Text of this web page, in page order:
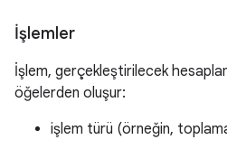
İşlemler
İşlem, gerçekleştirilecek
öğelerden oluşur:
işlem türü (örneğin,